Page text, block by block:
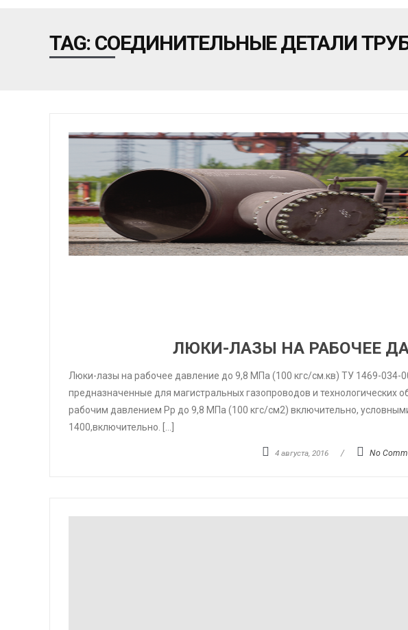
TAG: СОЕДИНИТЕЛЬНЫЕ ДЕТАЛИ
ЛЮКИ-ЛАЗЫ НА РАБОЧЕЕ
Люки-лазы на рабочее давление до 9,8 МПа (100 кгс/см.кв) ТУ 1469-
предназначенные для магистральных газопроводов и технологических
рабочим давлением Рр до 9,8 МПа (100 кгс/см2) включительно,
1400,включительно. […]
4 августа, 2016 / No